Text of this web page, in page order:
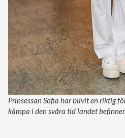
Prinsessan Sofia har blivit en riktig
kämpa i den svåra tid landet